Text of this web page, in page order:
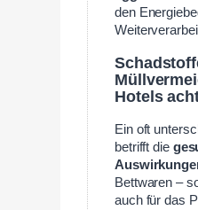
den
Hotels
Ein oft
betrifft die
Bettwaren –
auch für das